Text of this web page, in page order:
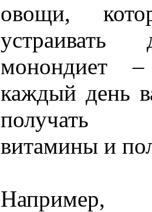
овощи,
монондиет
каждый день
получать
витамины и
Например,